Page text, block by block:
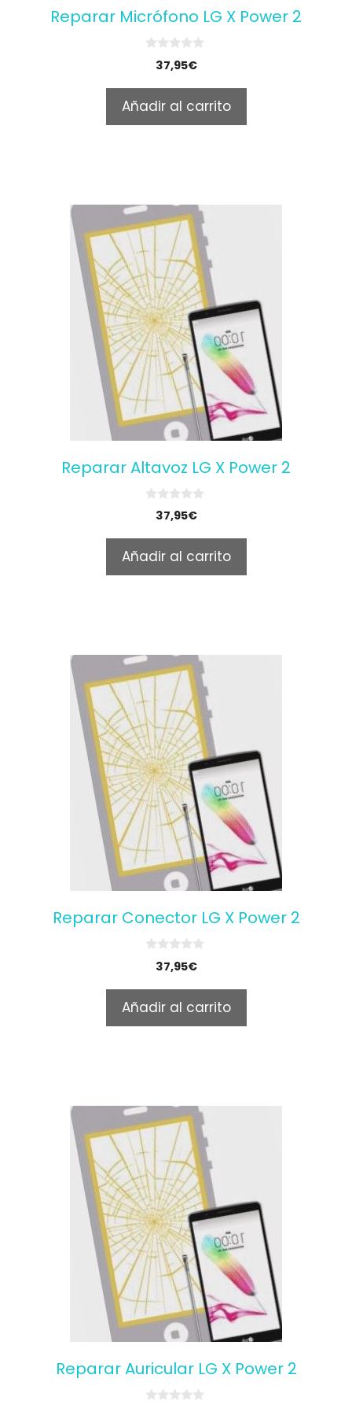
Reparar Micrófono LG X Power 2
o
f
5
37,95€
Añadir al carrito
Reparar Altavoz LG X Power 2
o
f
5
37,95€
Añadir al carrito
Reparar Conector LG X Power 2
o
f
5
37,95€
Añadir al carrito
Reparar Auricular LG X Power 2